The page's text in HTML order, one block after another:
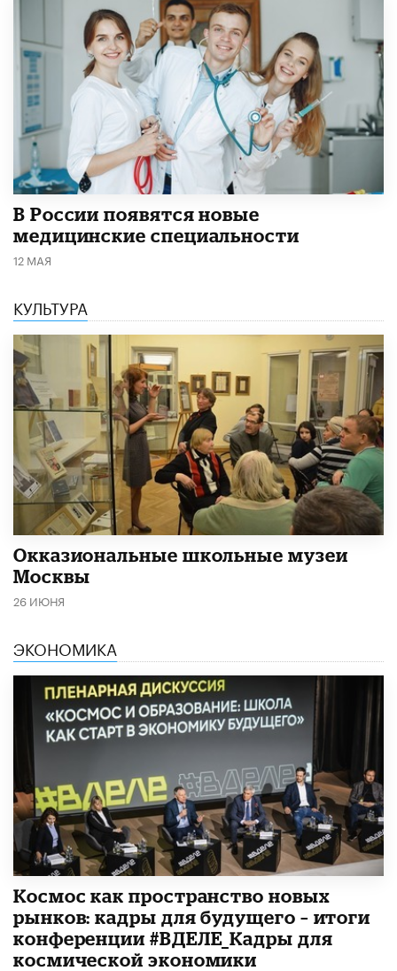
В России появятся новые
медицинские специальности
12 МАЯ
КУЛЬТУРА
​Окказиональные школьные музеи
Москвы
26 ИЮНЯ
ЭКОНОМИКА
Космос как пространство новых
рынков: кадры для будущего – итоги
конференции #ВДЕЛЕ_Кадры для
космической экономики